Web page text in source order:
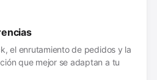
el enrutamiento de pedidos y la
que mejor se adaptan a tu